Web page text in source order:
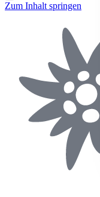
Zum Inhalt springen